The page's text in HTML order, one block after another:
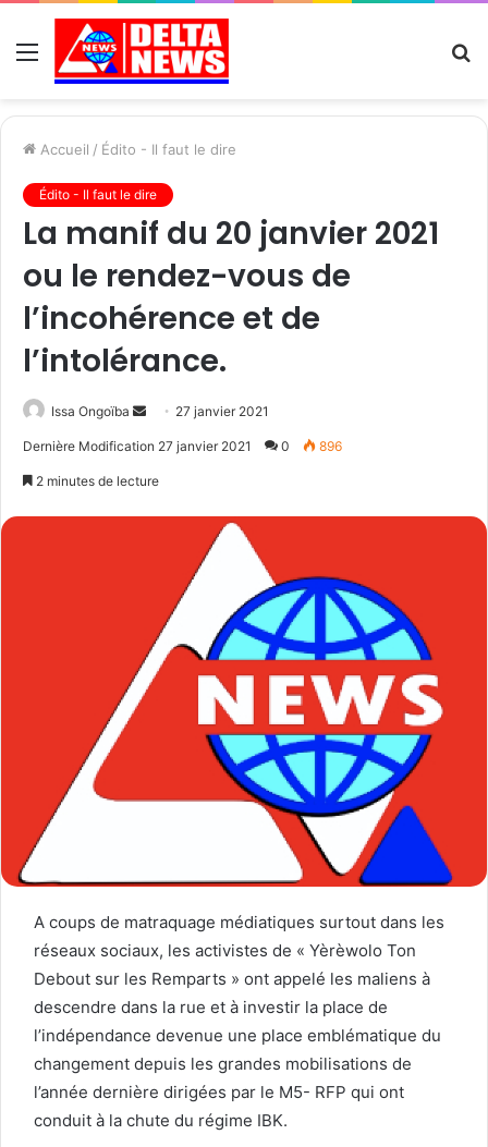
Menu
Accueil / Édito - Il faut le dire
Édito - Il faut le dire
La manif du 20 janvier 2021
ou le rendez-vous de
l’incohérence et de
l’intolérance.
Issa Ongoïba
Send 27 janvier 2021
Dernière Modification 27 janvier 2021 0 896
2 minutes de lecture
A coups de matraquage médiatiques surtout dans les
réseaux sociaux, les activistes de « Yèrèwolo Ton
Debout sur les Remparts » ont appelé les maliens à
descendre dans la rue et à investir la place de
l’indépendance devenue une place emblématique du
changement depuis les grandes mobilisations de
l’année dernière dirigées par le M5- RFP qui ont
conduit à la chute du régime IBK.